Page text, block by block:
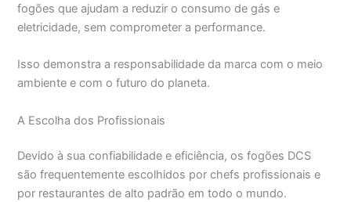
fogões que ajudam a reduzir o consumo de gás e
eletricidade, sem comprometer a performance.
Isso demonstra a responsabilidade da marca com o meio
ambiente e com o futuro do planeta.
A Escolha dos Profissionais
Devido à sua confiabilidade e eficiência, os fogões DCS
são frequentemente escolhidos por chefs profissionais e
por restaurantes de alto padrão em todo o mundo.